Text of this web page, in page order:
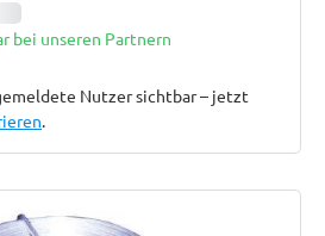
bei unseren Partnern
Nutzer sichtbar – jetzt
.